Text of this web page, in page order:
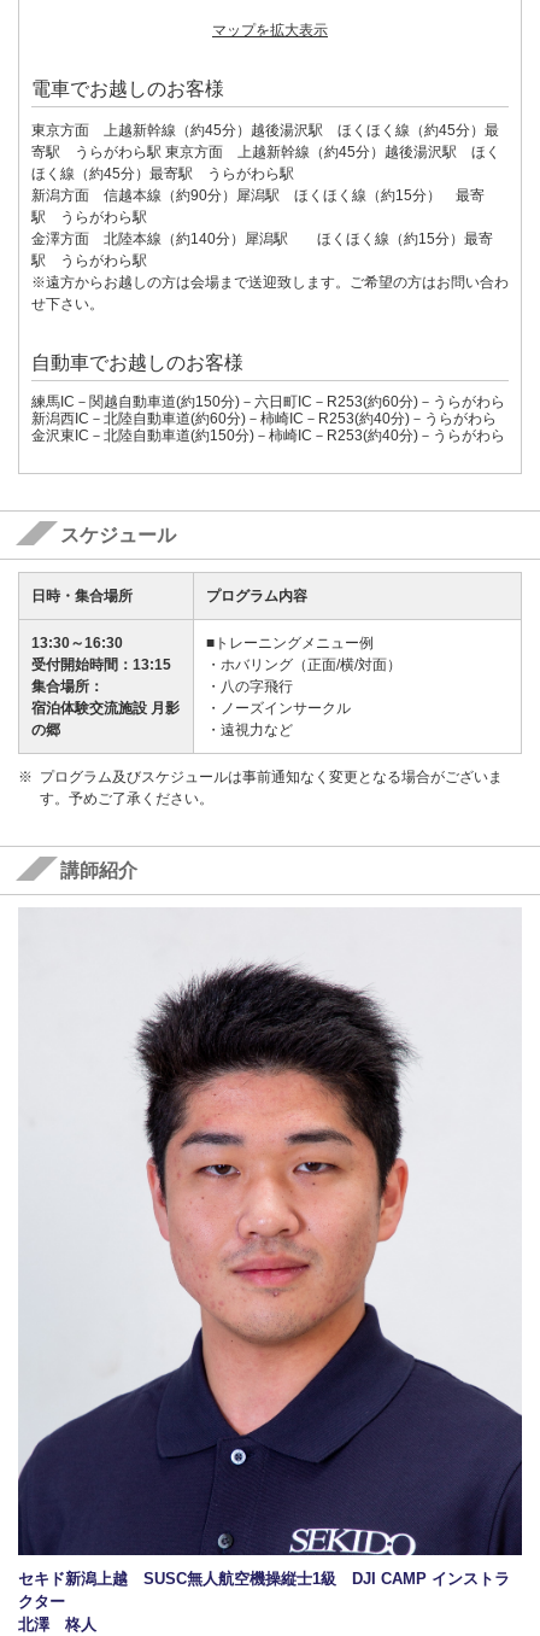
マップを拡大表示
電車でお越しのお客様
東京方面 上越新幹線（約45分）越後湯沢駅 ほくほく線（約45分）最
寄駅 うらがわら駅 東京方面 上越新幹線（約45分）越後湯沢駅 ほく
ほく線（約45分）最寄駅 うらがわら駅
新潟方面 信越本線（約90分）犀潟駅 ほくほく線（約15分） 最寄
駅 うらがわら駅
金澤方面 北陸本線（約140分）犀潟駅 ほくほく線（約15分）最寄
駅 うらがわら駅
※遠方からお越しの方は会場まで送迎致します。ご希望の方はお問い合わ
せ下さい。
自動車でお越しのお客様
練馬IC－関越自動車道(約150分)－六日町IC－R253(約60分)－うらがわら
新潟西IC－北陸自動車道(約60分)－柿崎IC－R253(約40分)－うらがわら
金沢東IC－北陸自動車道(約150分)－柿崎IC－R253(約40分)－うらがわら
スケジュール
日時・集合場所 プログラム内容
13:30～16:30
受付開始時間：13:15
集合場所：
宿泊体験交流施設 月影
の郷
■トレーニングメニュー例
・ホバリング（正面/横/対面）
・八の字飛行
・ノーズインサークル
・遠視力など
プログラム及びスケジュールは事前通知なく変更となる場合がございま
す。予めご了承ください。
講師紹介
セキド新潟上越 SUSC無人航空機操縦士1級 DJI CAMP インストラ
クター
北澤 柊人